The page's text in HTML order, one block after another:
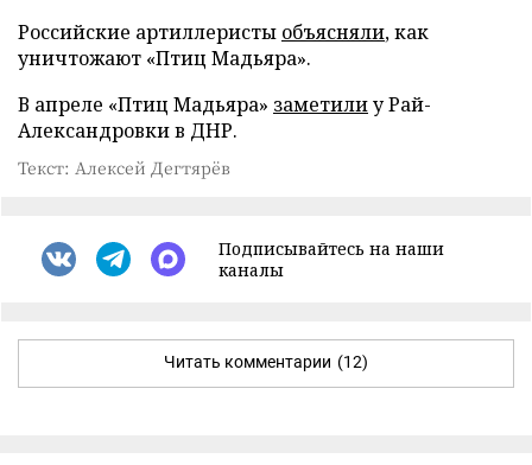
Российские артиллеристы объясняли, как
уничтожают «Птиц Мадьяра».
В апреле «Птиц Мадьяра» заметилиу Рай-
Александровки в ДНР.
Текст: Алексей Дегтярёв
Подписывайтесь на наши
каналы
Читать комментарии (12)